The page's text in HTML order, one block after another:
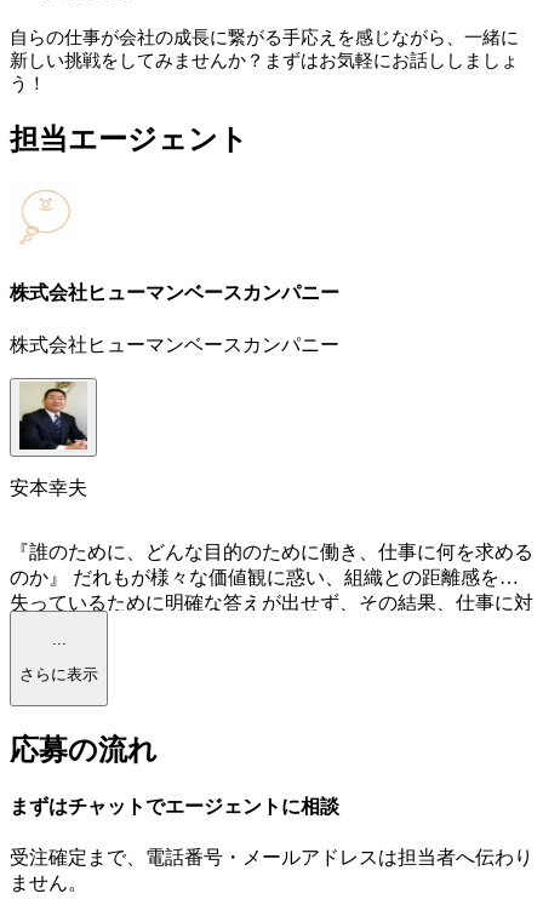
自らの仕事が会社の成長に繋がる手応えを感じながら、一緒に
新しい挑戦をしてみませんか？まずはお気軽にお話ししましょ
う！
担当エージェント
株式会社ヒューマンベースカンパニー
株式会社ヒューマンベースカンパニー
安本幸夫
『誰のために、どんな目的のために働き、仕事に何を求める
のか』 だれもが様々な価値観に惑い、組織との距離感を見
失っているために明確な答えが出せず、その結果、仕事に対
ました。 私自身、今皆さまが踏み出そうとされている、
『転職活動』を数回経験しておりますので、転職後の給料の
こと、エントリー企業の情報、入社後のこと等、皆さまの転
職に関する不安や、悩み、希望を本音でご相談下さい。 ま
活かし、企業の採用者側の視点からレジュメ、面接等につい
という本来の意味や、あなたが輝ける場所を、私たちヒュー
マンベースカンパニーが一緒になって考えさせて頂きます！
さらに表示
応募の流れ
まずはチャットでエージェント に相談
受注確定まで、 電話番号・メールアドレスは担当者へ伝わり
ません。